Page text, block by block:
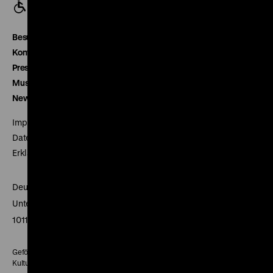
Besucherservice
Kontakt
Presse
Museumsverein
Newsletter
Impressum
Datenschutz
Erklärung digitale Barrierefreiheit
Deutsches Historisches Museum
Unter den Linden 2
10117 Berlin
Gefördert mit Mitteln des Beauftragten der Bundesregierung für
Kultur und Medien